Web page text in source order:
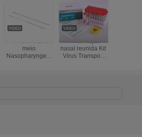
VTM neutralizou o
meio
Nasopharyngeal
Preservação
nasal reunida Kit
Virus Transport